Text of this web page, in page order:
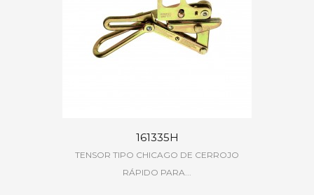
161335H
TENSOR TIPO CHICAGO DE CERROJO
RÁPIDO PARA...